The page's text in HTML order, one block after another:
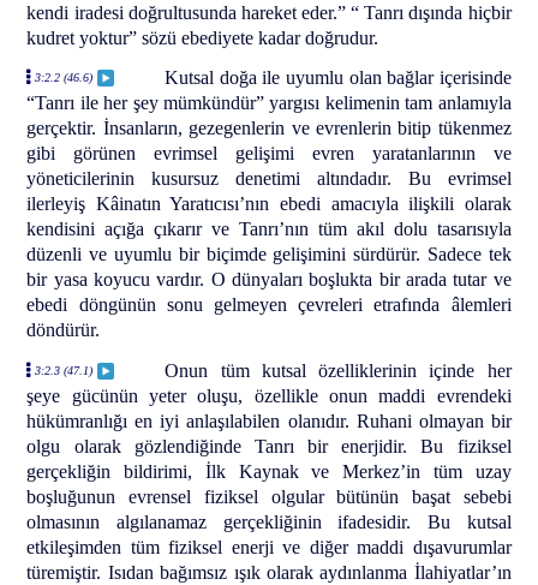
kendi iradesi doğrultusunda hareket eder.” “ Tanrı dışında hiçbir
kudret yoktur” sözü ebediyete kadar doğrudur.
3:2.2 (46.6)
Kutsal doğa ile uyumlu olan bağlar içerisinde
“Tanrı ile her şey mümkündür” yargısı kelimenin tam anlamıyla
gerçektir. İnsanların, gezegenlerin ve evrenlerin bitip tükenmez
gibi görünen evrimsel gelişimi evren yaratanlarının ve
yöneticilerinin kusursuz denetimi altındadır. Bu evrimsel
ilerleyiş Kâinatın Yaratıcısı’nın ebedi amacıyla ilişkili olarak
kendisini açığa çıkarır ve Tanrı’nın tüm akıl dolu tasarısıyla
düzenli ve uyumlu bir biçimde gelişimini sürdürür. Sadece tek
bir yasa koyucu vardır. O dünyaları boşlukta bir arada tutar ve
ebedi döngünün sonu gelmeyen çevreleri etrafında âlemleri
döndürür.
3:2.3 (47.1)
Onun tüm kutsal özelliklerinin içinde her
şeye gücünün yeter oluşu, özellikle onun maddi evrendeki
hükümranlığı en iyi anlaşılabilen olanıdır. Ruhani olmayan bir
olgu olarak gözlendiğinde Tanrı bir enerjidir. Bu fiziksel
gerçekliğin bildirimi, İlk Kaynak ve Merkez’in tüm uzay
boşluğunun evrensel fiziksel olgular bütünün başat sebebi
olmasının algılanamaz gerçekliğinin ifadesidir. Bu kutsal
etkileşimden tüm fiziksel enerji ve diğer maddi dışavurumlar
türemiştir. Isıdan bağımsız ışık olarak aydınlanma İlahiyatlar’ın